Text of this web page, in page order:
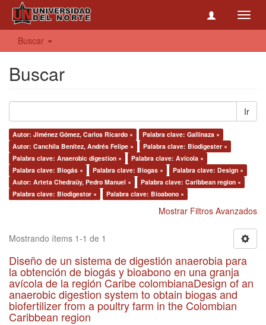
Buscar
Buscar
Ir
Autor: Jiménez Gómez, Carlos Ricardo ×
Palabra clave: Gallinaza ×
Autor: Canchila Benítez, Andrés Felipe ×
Palabra clave: Biodigester ×
Palabra clave: Anaerobic digestion ×
Palabra clave: Avícola ×
Palabra clave: Biogás ×
Palabra clave: Biogas ×
Palabra clave: Design ×
Autor: Arteta Chedraüy, Pedro Manuel ×
Palabra clave: Caribbean region ×
Palabra clave: Biodigestor ×
Palabra clave: Bioabono ×
Mostrar Filtros Avanzados
Mostrando ítems 1-1 de 1
Diseño de un sistema de digestión anaerobia para
la obtención de biogás y bioabono en una granja
avícola de la región Caribe colombianaDesign of an
anaerobic digestion system to obtain biogas and
biofertilizer from a poultry farm in the Colombian
Caribbean region